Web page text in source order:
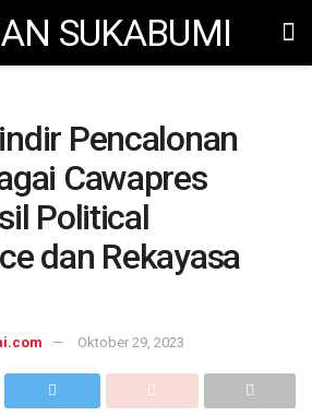
Pencalonan
Cawapres
Political
dan Rekayasa
Oktober 29, 2023